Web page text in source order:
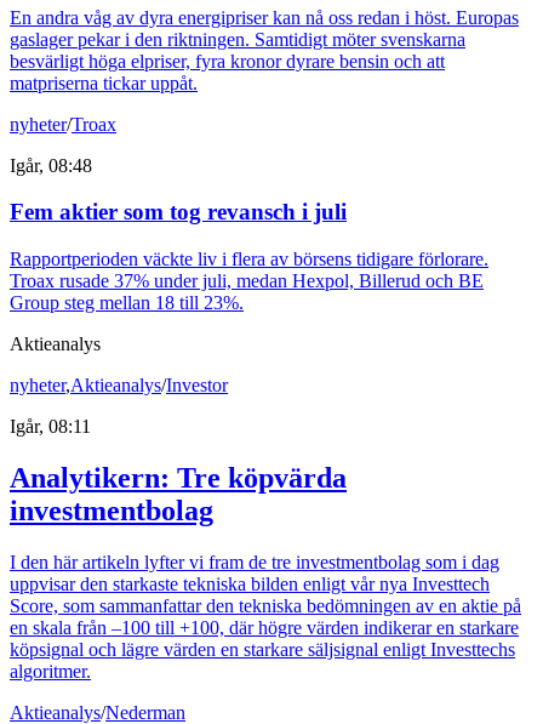
En andra våg av dyra energipriser kan nå oss redan i höst. Europas
gaslager pekar i den riktningen. Samtidigt möter svenskarna
besvärligt höga elpriser, fyra kronor dyrare bensin och att
matpriserna tickar uppåt.
nyheter/Troax
Igår, 08:48
Fem aktier som tog revansch i juli
Rapportperioden väckte liv i flera av börsens tidigare förlorare.
Troax rusade 37% under juli, medan Hexpol, Billerud och BE
Group steg mellan 18 till 23%.
Aktieanalys
nyheter,Aktieanalys/Investor
Igår, 08:11
Analytikern: Tre köpvärda
investmentbolag
I den här artikeln lyfter vi fram de tre investmentbolag som i dag
uppvisar den starkaste tekniska bilden enligt vår nya Investtech
Score, som sammanfattar den tekniska bedömningen av en aktie på
en skala från –100 till +100, där högre värden indikerar en starkare
köpsignal och lägre värden en starkare säljsignal enligt Investtechs
algoritmer.
Aktieanalys/Nederman